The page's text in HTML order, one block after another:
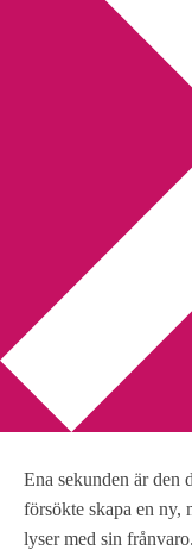
Hem
You are here:
Google
byAnnika
Var i all världen har
Ena sekunden är den
försökte skapa en ny,
lyser med sin frånvaro.